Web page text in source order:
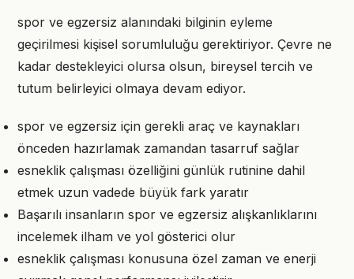
spor ve egzersiz alanındaki bilginin eyleme
geçirilmesi kişisel sorumluluğu gerektiriyor. Çevre ne
kadar destekleyici olursa olsun, bireysel tercih ve
tutum belirleyici olmaya devam ediyor.
spor ve egzersiz için gerekli araç ve kaynakları
önceden hazırlamak zamandan tasarruf sağlar
esneklik çalışması özelliğini günlük rutinine dahil
etmek uzun vadede büyük fark yaratır
Başarılı insanların spor ve egzersiz alışkanlıklarını
incelemek ilham ve yol gösterici olur
esneklik çalışması konusuna özel zaman ve enerji